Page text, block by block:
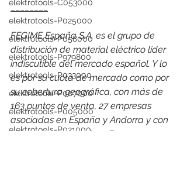
elektrotools-C053000
elektrotools-P025000
elektrotools-P058000
elektrotools-P979800
elektrotools-P033000
elektrotools-P007000
elektrotools-P005000
elektrotools-P021000
________
FEGIME España S.A. es el grupo de
distribución de material eléctrico líder
indiscutible del mercado español. Y lo
es por su cuota de mercado como por
su cobertura geográfica, con más de
163 puntos de venta, 27 empresas
asociadas en España y Andorra y con
presencia en 24 países.
En 2024, en